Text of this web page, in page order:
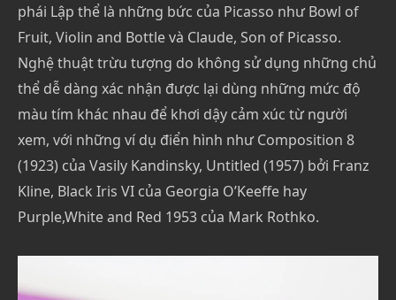
phái Lập thể là những bức của Picasso như Bowl of
Fruit, Violin and Bottle và Claude, Son of Picasso.
Nghệ thuật trừu tượng do không sử dụng những chủ
thể dễ dàng xác nhận được lại dùng những mức độ
màu tím khác nhau để khơi dậy cảm xúc từ người
xem, với những ví dụ điển hình như Composition 8
(1923) của Vasily Kandinsky, Untitled (1957) bởi Franz
Kline, Black Iris VI của Georgia O’Keeffe hay
Purple,White and Red 1953 của Mark Rothko.